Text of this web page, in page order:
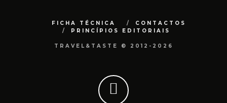
FICHA TÉCNICA
CONTACTOS
PRINCÍPIOS EDITORIAIS
TRAVEL&TASTE © 2012-2026